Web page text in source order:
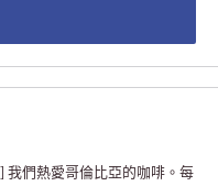
我們熱愛哥倫比亞的咖啡。每